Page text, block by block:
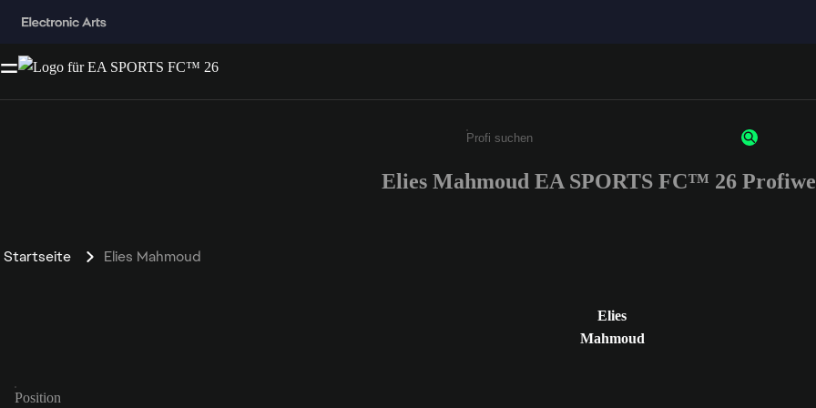
Gib mindestens 3 Zeichen oder Ziffern ein
Elies Mahmoud EA SPORTS FC™ 26
Startseite Elies Mahmoud
Elies
Mahmoud
Position